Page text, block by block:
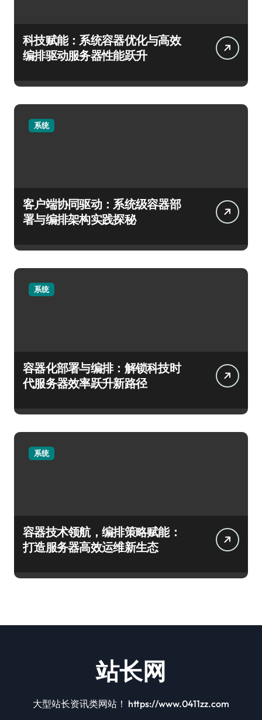
科技赋能：系统容器优化与高效
编排驱动服务器性能跃升
系统
客户端协同驱动：系统级容器部
署与编排架构实践探秘
系统
容器化部署与编排：解锁科技时
代服务器效率跃升新路径
系统
容器技术领航，编排策略赋能：
打造服务器高效运维新生态
站长网
大型站长资讯类网站！ https://www.0411zz.com